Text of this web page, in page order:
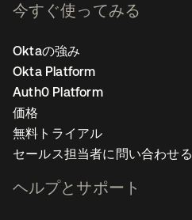
今すぐ使ってみる
Oktaの強み
Okta Platform
Auth0 Platform
価格
無料トライアル
セールス担当者に問い合わせる
ヘルプとサポート